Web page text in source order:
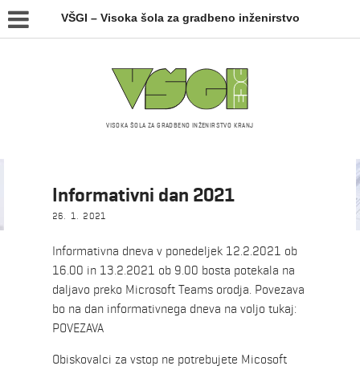
VŠGI – Visoka šola za gradbeno inženirstvo
VISOKA ŠOLA ZA GRADBENO INŽENIRSTVO KRANJ
NoviceInformativni dan 2021
26. 1. 2021
Informativna dneva v ponedeljek 12.2.2021 ob
16.00 in 13.2.2021 ob 9.00 bosta potekala na
daljavo preko Microsoft Teams orodja. Povezava
bo na dan informativnega dneva na voljo tukaj:
POVEZAVA
Obiskovalci za vstop ne potrebujete Micosoft